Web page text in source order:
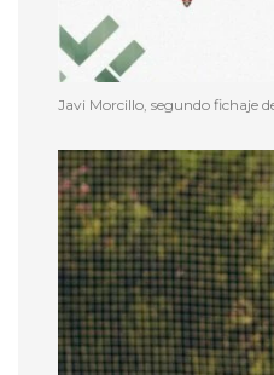
Javi Morcillo, segundo fichaje